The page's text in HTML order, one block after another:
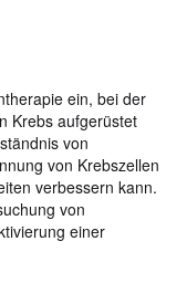
ein, bei der
Krebs aufgerüstet
von
von Krebszellen
verbessern kann.
von
einer